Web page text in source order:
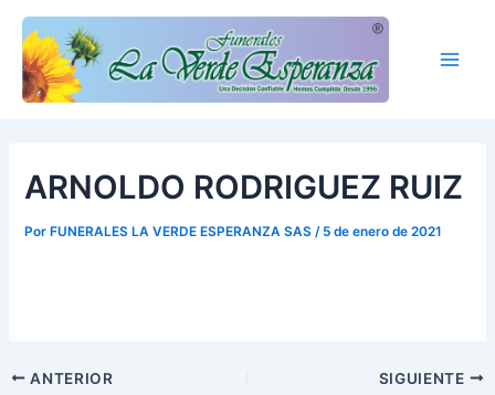
contenido
ARNOLDO RODRIGUEZ RUIZ
Por FUNERALES LA VERDE ESPERANZA SAS/ 5 de enero de 2021
ANTERIOR SIGUIENTE